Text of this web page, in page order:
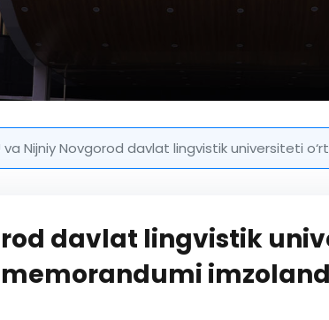
va Nijniy Novgorod davlat lingvistik universiteti
davlat lingvistik